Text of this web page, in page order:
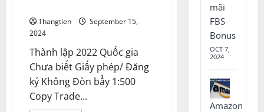
Thangtien
September 15,
2024
Thành lập 2022 Quốc gia
Chưa biết Giấy phép/ Đăng
ký Không Đòn bẩy 1:500
Copy Trade...
mãi
FBS
Bonus
OCT 7,
2024
Amazon